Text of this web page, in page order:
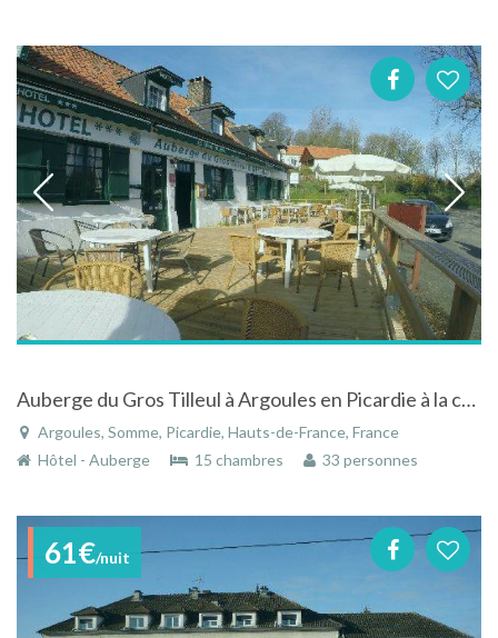
Auberge du Gros Tilleul à Argoules en Picardie à la campagne
Argoules, Somme, Picardie, Hauts-de-France, France
Hôtel - Auberge
15 chambres 33 personnes
61€/nuit